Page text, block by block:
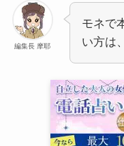
編集長 摩耶
モネで
い方は